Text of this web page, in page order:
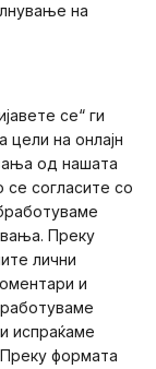
на
се“ ги
на онлајн
од нашата
согласите со
Преку
лични
и
испраќаме
формата